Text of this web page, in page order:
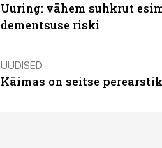
Uuring: vähem suhkrut
dementsuse riski
UUDISED
Käimas on seitse